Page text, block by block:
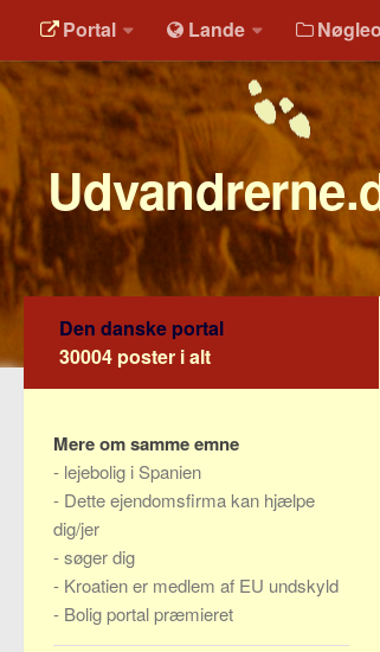
Portal Lande
Den danske portal
30004 poster i alt
Mere om samme emne
- lejebolig i Spanien
- Dette ejendomsfirma kan hjælpe
dig/jer
-søger dig
- Kroatien er medlem af EU undskyld
- Bolig portal præmieret